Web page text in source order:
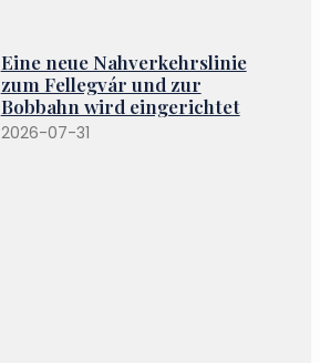
Eine neue Nahverkehrslinie
zum Fellegvár und zur
Bobbahn wird eingerichtet
2026-07-31